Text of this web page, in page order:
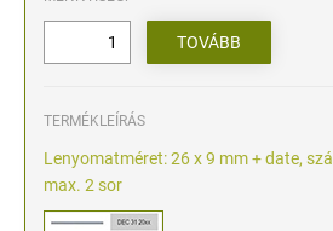
TERMÉKLEÍRÁS
Lenyomatméret: 26 x 9 mm + date,
max. 2 sor